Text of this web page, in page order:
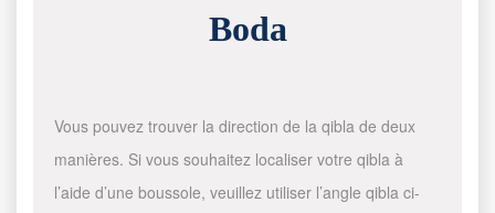
Boda
Vous pouvez trouver la direction de la qibla de deux
manières. Si vous souhaitez localiser votre qibla à
l’aide d’une boussole, veuillez utiliser l’angle qibla ci-